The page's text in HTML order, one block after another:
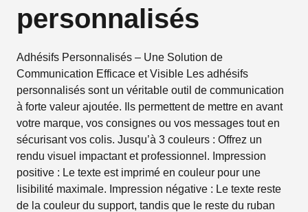
personnalisés
Adhésifs Personnalisés – Une Solution de
Communication Efficace et Visible Les adhésifs
personnalisés sont un véritable outil de communication
à forte valeur ajoutée. Ils permettent de mettre en avant
votre marque, vos consignes ou vos messages tout en
sécurisant vos colis. Jusqu’à 3 couleurs : Offrez un
rendu visuel impactant et professionnel. Impression
positive : Le texte est imprimé en couleur pour une
lisibilité maximale. Impression négative : Le texte reste
de la couleur du support, tandis que le reste du ruban